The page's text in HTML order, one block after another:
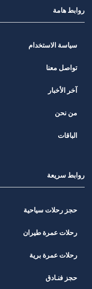
روابط هامة
سياسة الاستخدام
تواصل معنا
آخر الأخبار
من نحن
الباقات
روابط سريعة
حجز رحلات سياحية
رحلات عمرة طيران
رحلات عمرة برية
حجز فنـادق